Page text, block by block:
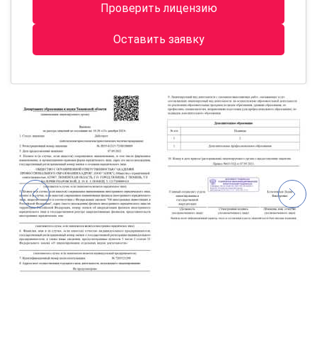
Проверить лицензию
Оставить заявку